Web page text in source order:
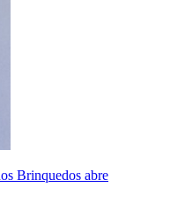
Brinquedos abre